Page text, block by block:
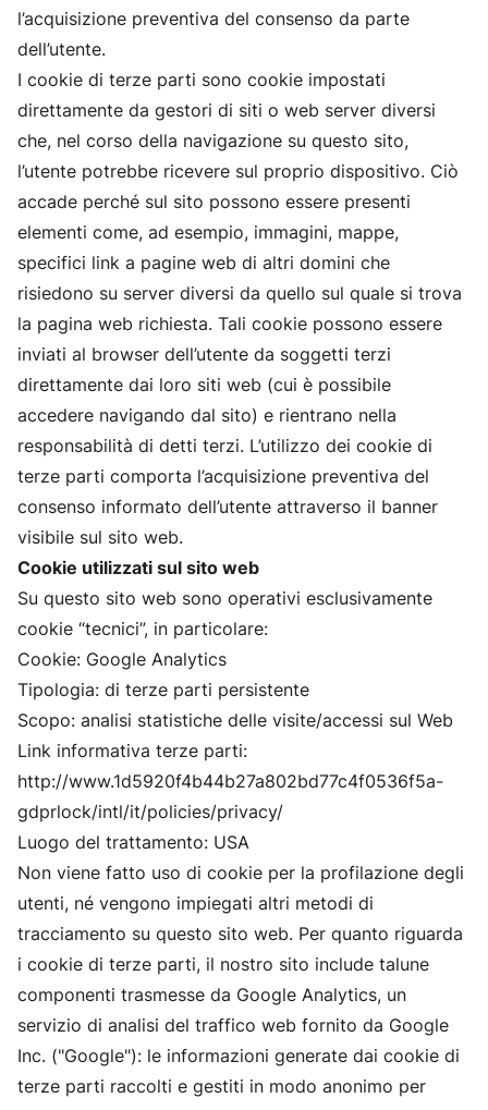
l’acquisizione preventiva del consenso da parte
dell’utente.
I cookie di terze parti sono cookie impostati
direttamente da gestori di siti o web server diversi
che, nel corso della navigazione su questo sito,
l’utente potrebbe ricevere sul proprio dispositivo. Ciò
accade perché sul sito possono essere presenti
elementi come, ad esempio, immagini, mappe,
specifici link a pagine web di altri domini che
risiedono su server diversi da quello sul quale si trova
la pagina web richiesta. Tali cookie possono essere
inviati al browser dell’utente da soggetti terzi
direttamente dai loro siti web (cui è possibile
accedere navigando dal sito) e rientrano nella
responsabilità di detti terzi. L’utilizzo dei cookie di
terze parti comporta l’acquisizione preventiva del
consenso informato dell’utente attraverso il banner
visibile sul sito web.
Cookie utilizzati sul sito web
Su questo sito web sono operativi esclusivamente
cookie “tecnici”, in particolare:
Cookie: Google Analytics
Tipologia: di terze parti persistente
Scopo: analisi statistiche delle visite/accessi sul Web
Link informativa terze parti:
http://www.1d5920f4b44b27a802bd77c4f0536f5a-
gdprlock/intl/it/policies/privacy/
Luogo del trattamento: USA
Non viene fatto uso di cookie per la profilazione degli
utenti, né vengono impiegati altri metodi di
tracciamento su questo sito web. Per quanto riguarda
i cookie di terze parti, il nostro sito include talune
componenti trasmesse da Google Analytics, un
servizio di analisi del traffico web fornito da Google
Inc. ("Google"): le informazioni generate dai cookie di
terze parti raccolti e gestiti in modo anonimo per